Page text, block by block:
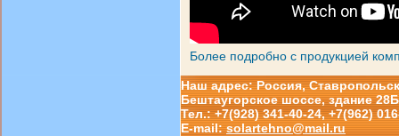
Более подробно с продукцией
Наш адрес: Россия,
Бештаугорское шоссе, здание
Тел.: +7(928) 341-40-24, +7(962)
E-mail:solartehno@mail.ru